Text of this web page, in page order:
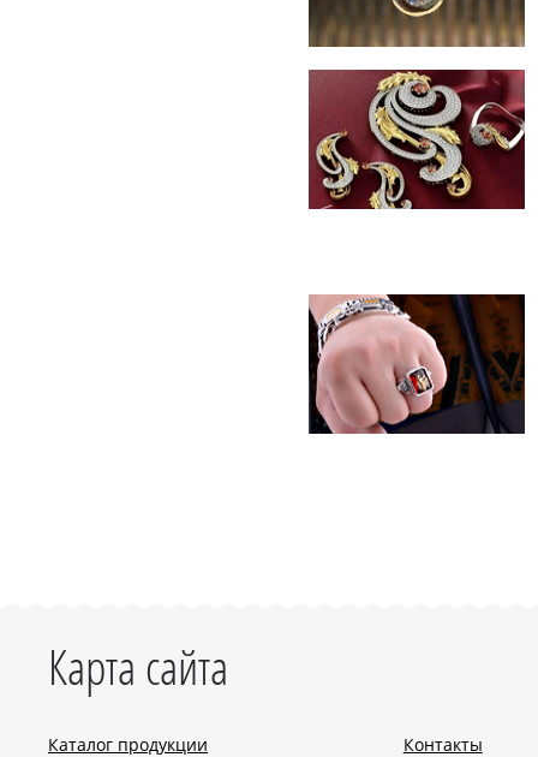
Карта сайта
Каталог продукции Контакты